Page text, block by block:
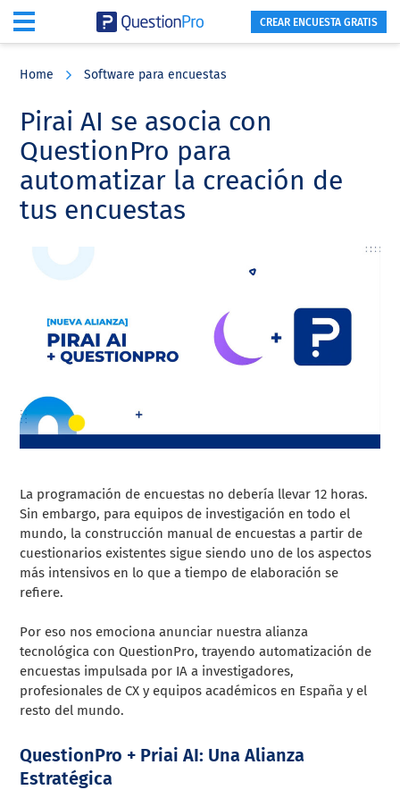
content
sidebar
CREAR ENCUESTA GRATIS
Home Software para encuestas
Pirai AI se asocia con
QuestionPro para
automatizar la creación de
tus encuestas
La programación de encuestas no debería llevar 12 horas.
Sin embargo, para equipos de investigación en todo el
mundo, la construcción manual de encuestas a partir de
cuestionarios existentes sigue siendo uno de los aspectos
más intensivos en lo que a tiempo de elaboración se
refiere.
Por eso nos emociona anunciar nuestra alianza
tecnológica con QuestionPro, trayendo automatización de
encuestas impulsada por IA a investigadores,
profesionales de CX y equipos académicos en España y el
resto del mundo.
QuestionPro + Priai AI: Una Alianza
Estratégica